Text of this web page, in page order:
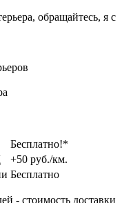
обращайтесь, я с
Бесплатно!*
+50 руб./км.
Бесплатно
- стоимость доставки